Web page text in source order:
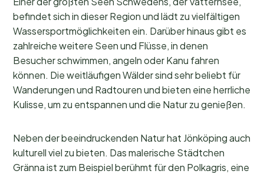
befindet sich in dieser Region und lädt zu vielfältigen
Wassersportmöglichkeiten ein. Darüber hinaus gibt es
zahlreiche weitere Seen und Flüsse, in denen
Besucher schwimmen, angeln oder Kanu fahren
können. Die weitläufigen Wälder sind sehr beliebt für
Wanderungen und Radtouren und bieten eine herrliche
Kulisse, um zu entspannen und die Natur zu genießen.
Neben der beeindruckenden Natur hat Jönköping auch
kulturell viel zu bieten. Das malerische Städtchen
Gränna ist zum Beispiel berühmt für den Polkagris, eine